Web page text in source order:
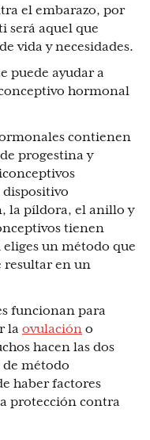
el embarazo, por
será aquel que
vida y necesidades.
puede ayudar a
hormonal
contienen
progestina y
la píldora, el anillo y
tienen
un método que
resultar en un
funcionan para
la ovulación o
hacen las dos
de método
haber factores
protección contra